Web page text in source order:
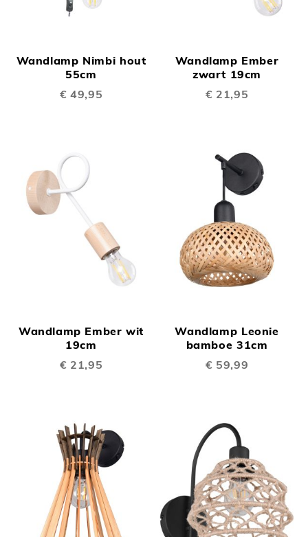
Wandlamp Nimbi hout
55cm
€ 49,95
Wandlamp Ember
zwart 19cm
€ 21,95
Wandlamp Ember wit
19cm
€ 21,95
Wandlamp Leonie
bamboe 31cm
€ 59,99